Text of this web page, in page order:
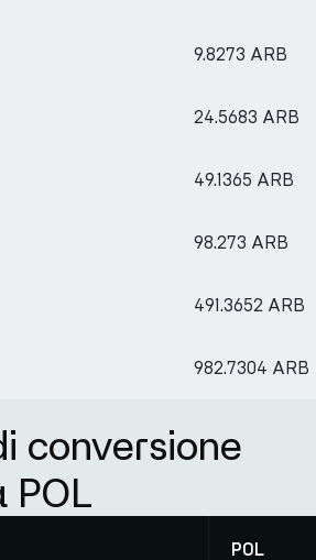
9.8273 ARB
24.5683 ARB
49.1365 ARB
98.273 ARB
491.3652 ARB
982.7304 ARB
conversione
POL
POL